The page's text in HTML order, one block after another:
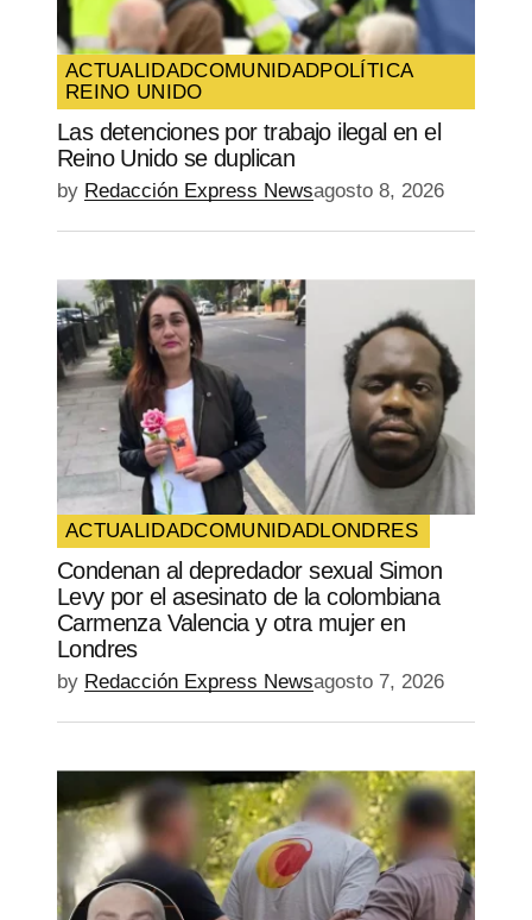
ACTUALIDADCOMUNIDADPOLÍTICA
REINO UNIDO
Las detenciones por trabajo ilegal en el
Reino Unido se duplican
by Redacción Express Newsagosto 8, 2026
ACTUALIDADCOMUNIDADLONDRES
Condenan al depredador sexual Simon
Levy por el asesinato de la colombiana
Carmenza Valencia y otra mujer en
Londres
by Redacción Express Newsagosto 7, 2026